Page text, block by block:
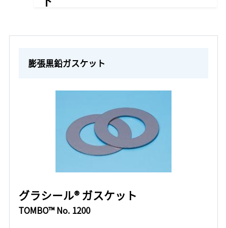
膨張黒鉛ガスケット
グラシール® ガスケット
TOMBO™ No. 1200